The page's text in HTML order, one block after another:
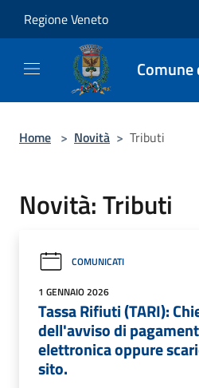
Regione Veneto
Home > Novità > Tributi
Novità: Tributi
COMUNICATI
1 GENNAIO 2026
Tassa Rifiuti (TARI):
dell'avviso di
elettronica oppure
sito.